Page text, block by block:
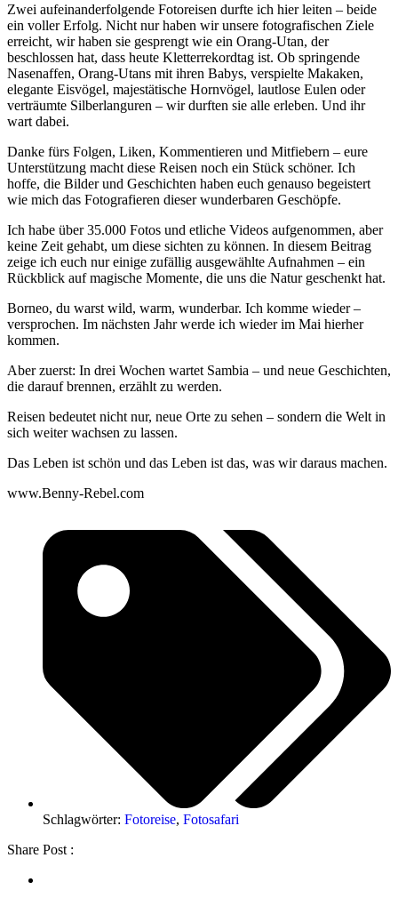
Zwei aufeinanderfolgende Fotoreisen durfte ich hier leiten – beide
ein voller Erfolg. Nicht nur haben wir unsere fotografischen Ziele
erreicht, wir haben sie gesprengt wie ein Orang-Utan, der
beschlossen hat, dass heute Kletterrekordtag ist. Ob springende
Nasenaffen, Orang-Utans mit ihren Babys, verspielte Makaken,
elegante Eisvögel, majestätische Hornvögel, lautlose Eulen oder
verträumte Silberlanguren – wir durften sie alle erleben. Und ihr
wart dabei.
Danke fürs Folgen, Liken, Kommentieren und Mitfiebern – eure
Unterstützung macht diese Reisen noch ein Stück schöner. Ich
hoffe, die Bilder und Geschichten haben euch genauso begeistert
wie mich das Fotografieren dieser wunderbaren Geschöpfe.
Ich habe über 35.000 Fotos und etliche Videos aufgenommen, aber
keine Zeit gehabt, um diese sichten zu können. In diesem Beitrag
zeige ich euch nur einige zufällig ausgewählte Aufnahmen – ein
Rückblick auf magische Momente, die uns die Natur geschenkt hat.
Borneo, du warst wild, warm, wunderbar. Ich komme wieder –
versprochen. Im nächsten Jahr werde ich wieder im Mai hierher
kommen.
Aber zuerst: In drei Wochen wartet Sambia – und neue Geschichten,
die darauf brennen, erzählt zu werden.
Reisen bedeutet nicht nur, neue Orte zu sehen – sondern die Welt in
sich weiter wachsen zu lassen.
Das Leben ist schön und das Leben ist das, was wir daraus machen.
www.Benny-Rebel.com
Schlagwörter: Fotoreise, Fotosafari
Share Post :